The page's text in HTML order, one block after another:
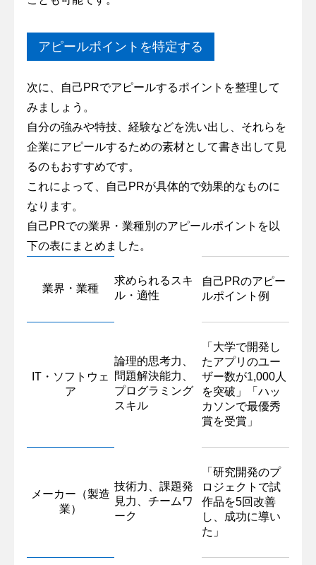
アピールポイントを特定する
次に、自己PRでアピールするポイントを整理して
みましょう。
自分の強みや特技、経験などを洗い出し、それらを
企業にアピールするための素材として書き出して見
るのもおすすめです。
これによって、自己PRが具体的で効果的なものに
なります。
自己PRでの業界・業種別のアピールポイントを以
下の表にまとめました。
業界・業種
求められるスキ
ル・適性
自己PRのアピー
ルポイント例
IT・ソフトウェ
ア
論理的思考力、
問題解決能力、
プログラミング
スキル
「大学で開発し
たアプリのユー
ザー数が1,000人
を突破」「ハッ
カソンで最優秀
賞を受賞」
メーカー（製造
業）
技術力、課題発
見力、チームワ
ーク
「研究開発のプ
ロジェクトで試
作品を5回改善
し、成功に導い
た」